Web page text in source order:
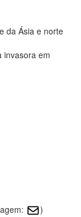
da Ásia e norte
invasora em
)